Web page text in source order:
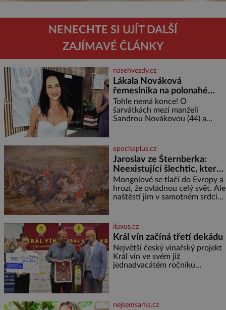
NENECHTE SI UJÍT DALŠÍ
ZAJÍMAVÉ ČLÁNKY
nasehvezdy.cz
Lákala Nováková
řemeslníka na polonahé
tělo!
Tohle nemá konce! O
šarvátkách mezi manželi
Sandrou Novákovou (44) a
by doufal, že horká zem u
herečky ze seriálu Ulice a
režiséra vychladne,
epochaplus.cz
Jaroslav ze Šternberka:
Neexistující šlechtic, který
z Moravy vyžene Mongoly
Mongolové se tlačí do Evropy a
hrozí, že ovládnou celý svět. Ale
naštěstí jim v samotném srdci
dobyvatelské hordy zastavit. Co
nedokáže žádná z asijských říší,
co nedokážou Němci – to
dokáže český král. Nebo že by
ne? Mongolové od roku 1223
postupují podél Kaspického a
iluxus.cz
Král vín začíná třetí dekádu
Největší český vinařský projekt
Král vín ve svém již
jednadvacátém ročníku
nejsemsama.cz